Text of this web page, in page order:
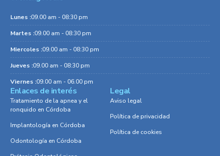
Enlaces de interés
Tratamiento de la apnea y el
ronquido en Córdoba
Implantología en Córdoba
Odontología en Córdoba
Legal
Aviso legal
Política de privacidad
Política de cookies
Lunes :09.00 am - 08:30 pm
Martes :09.00 am - 08:30 pm
Miercoles :09.00 am - 08:30 pm
Jueves :09.00 am - 08:30 pm
Viernes :09.00 am - 06.00 pm